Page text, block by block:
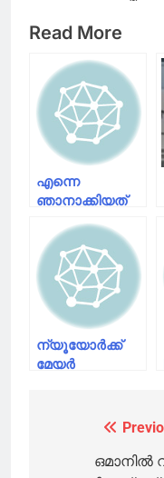
Read More
എന്നെ
ഞാനാക്കിയത്
മാതാപിതാക്കളാണ്,
നിങ്ങളുടെ
മകനായി
ജനിച്ചതിൽ
അഭിമാനിക്കുന്നു’:
ന്യൂയോർക്കിലെ
ആദ്യ മുസ്‌ലിം
മേയറായി
മംദാനി
ന്യൂയോർക്ക്
മേയർ
മുൻതൂക്കം
navigation
ഒമാനില്‍